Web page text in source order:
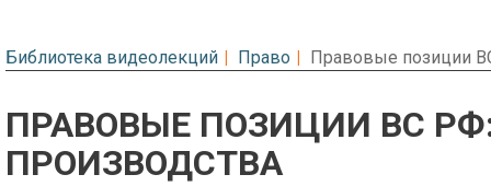
Библиотека видеолекций Право Правовые позиции
ПРАВОВЫЕ ПОЗИЦИИ ВС
ПРОИЗВОДСТВА